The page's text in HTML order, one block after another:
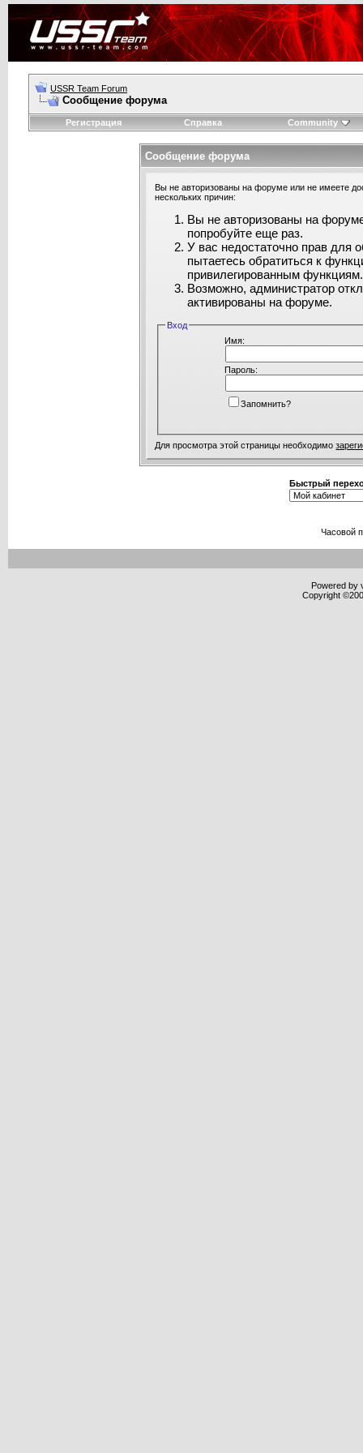
USSR Team Forum
Сообщение форума
Регистрация Справка Community
Сообщение форума
Вы не авторизованы на форуме или не имеете
нескольких причин:
Вы не авторизованы на
попробуйте еще раз.
У вас недостаточно прав для
пытаетесь обратиться к
привилегированным функциям.
Возможно, администратор
активированы на форуме.
Вход
Имя:
Пароль:
Запомнить?
Для просмотра этой страницы необходимо
Быстрый
Часовой
Powered by
Copyright